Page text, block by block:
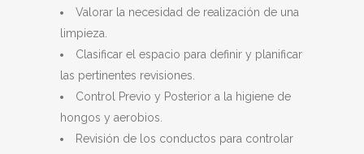
Valorar la necesidad de realización de una
limpieza.
Clasificar el espacio para definir y planificar
las pertinentes revisiones.
Control Previo y Posterior a la higiene de
hongos y aerobios.
Revisión de los conductos para controlar